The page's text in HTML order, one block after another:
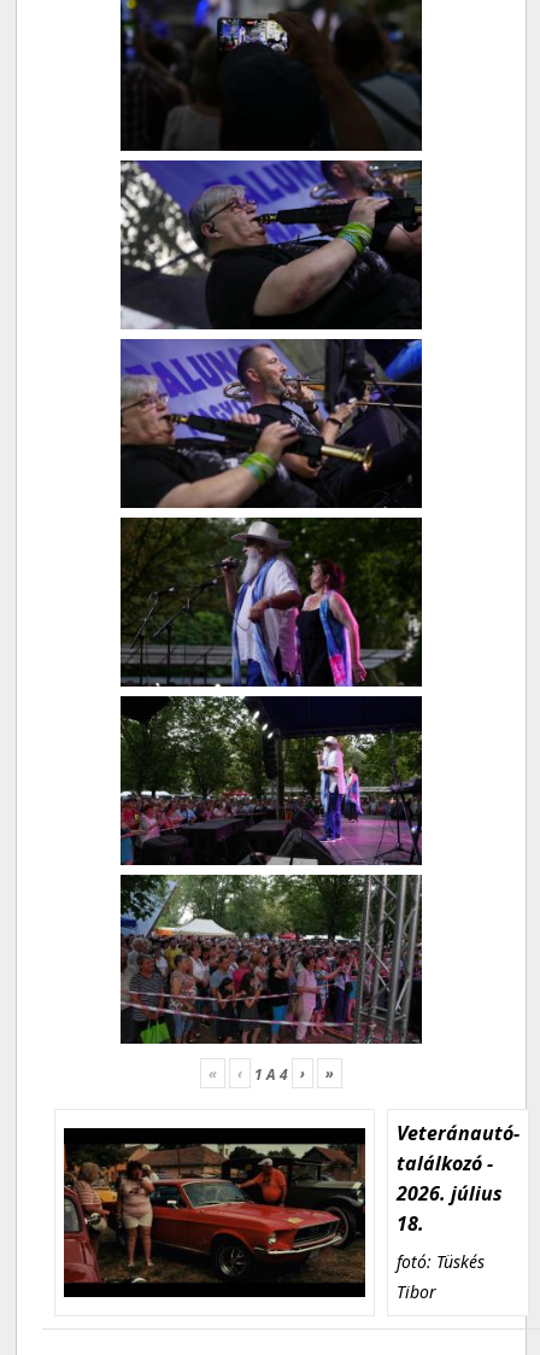
« ‹ 1A 4 › »
Veteránautó-
találkozó -
2026. július
18.
fotó: Tüskés
Tibor